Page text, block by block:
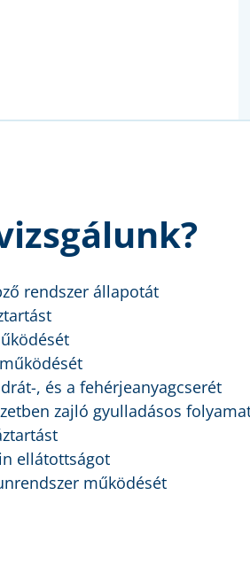
rendszer állapotát
, és a fehérjeanyagcserét
zajló gyulladásos
ellátottságot
működését